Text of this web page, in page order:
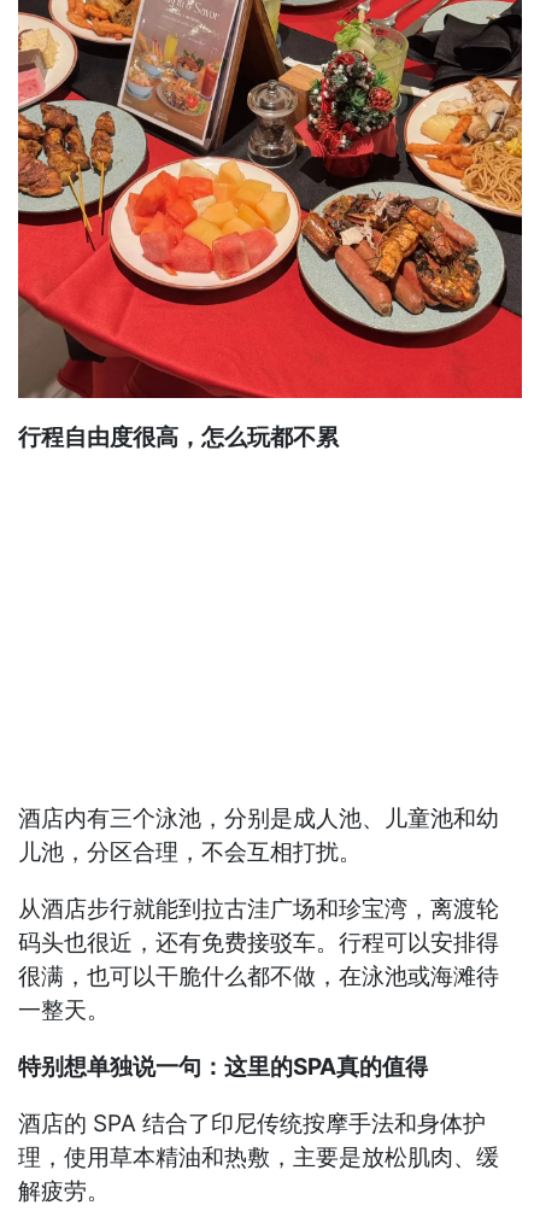
行程自由度很高，怎么玩都不累
酒店内有三个泳池，分别是成人池、儿童池和幼
儿池，分区合理，不会互相打扰。
从酒店步行就能到拉古洼广场和珍宝湾，离渡轮
码头也很近，还有免费接驳车。行程可以安排得
很满，也可以干脆什么都不做，在泳池或海滩待
一整天。
特别想单独说一句：这里的SPA真的值得
酒店的 SPA 结合了印尼传统按摩手法和身体护
理，使用草本精油和热敷，主要是放松肌肉、缓
解疲劳。